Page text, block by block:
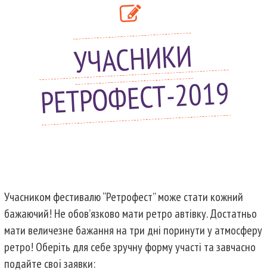
УЧАСНИКИ
РЕТРОФЕСТ-2019
Учасником фестивалю “Ретрофест” може стати кожний
бажаючий! Не обов’язково мати ретро автівку. Достатньо
мати величезне бажання на три дні поринути у атмосферу
ретро! Оберіть для себе зручну форму участі та завчасно
подайте свої заявки: